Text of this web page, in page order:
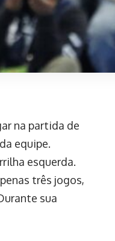
na partida de
equipe.
esquerda.
três jogos,
sua